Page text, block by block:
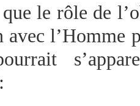
le rôle de
l’Homme